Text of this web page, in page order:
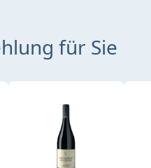
für Sie